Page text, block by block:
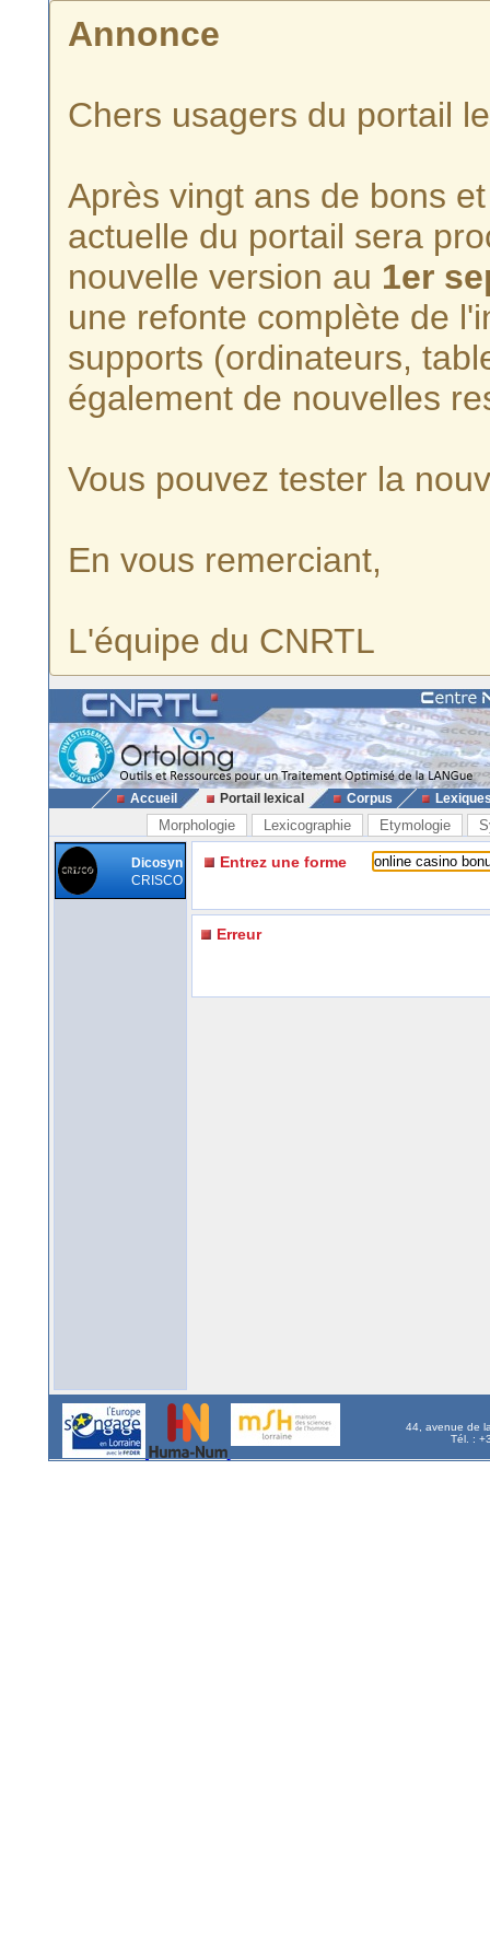
Annonce
Chers usagers du portail
Après vingt ans de bons
actuelle du portail sera
nouvelle version au 1er
une refonte complète de
supports (ordinateurs,
également de nouvelles
Vous pouvez tester la
En vous remerciant,
L'équipe du CNRTL
Accueil Portail lexical Corpus
Morphologie Lexicographie Etymologie
Dicosyn
CRISCO
Entrez une forme
Erreur
44, avenue de
Tél. :